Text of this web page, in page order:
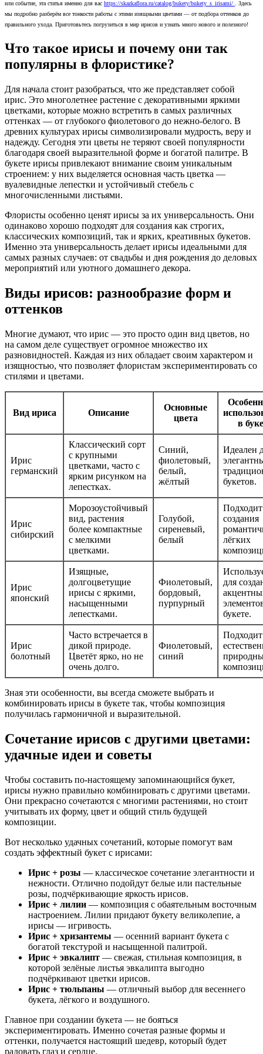
или событие, эта статья именно для вас https://skazkaflora.ru/catalog/bukety/bukety_s_irisami/ . Здесь
мы подробно разберём все тонкости работы с этими изящными цветами — от подбора оттенков до
правильного ухода. Приготовьтесь погрузиться в мир ирисов и узнать много нового и полезного!
Что такое ирисы и почему они так
популярны в флористике?
Для начала стоит разобраться, что же представляет собой
ирис. Это многолетнее растение с декоративными яркими
цветками, которые можно встретить в самых различных
оттенках — от глубокого фиолетового до нежно-белого. В
древних культурах ирисы символизировали мудрость, веру и
надежду. Сегодня эти цветы не теряют своей популярности
благодаря своей выразительной форме и богатой палитре. В
букете ирисы привлекают внимание своим уникальным
строением: у них выделяется основная часть цветка —
вуалевидные лепестки и устойчивый стебель с
многочисленными листьями.
Флористы особенно ценят ирисы за их универсальность. Они
одинаково хорошо подходят для создания как строгих,
классических композиций, так и ярких, креативных букетов.
Именно эта универсальность делает ирисы идеальными для
самых разных случаев: от свадьбы и дня рождения до деловых
мероприятий или уютного домашнего декора.
Виды ирисов: разнообразие форм и
оттенков
Многие думают, что ирис — это просто один вид цветов, но
на самом деле существует огромное множество их
разновидностей. Каждая из них обладает своим характером и
изящностью, что позволяет флористам экспериментировать со
стилями и цветами.
Вид ириса Описание
Основные
цвета
в
Ирис
германский
Классический сорт
с крупными
цветками, часто с
ярким рисунком на
лепестках.
Синий,
фиолетовый,
белый,
жёлтый
Идеален
букетов.
Ирис
сибирский
Морозоустойчивый
вид, растения
более компактные
с мелкими
цветками.
Голубой,
сиреневый,
белый
создания
лёгких
Ирис
японский
Изящные,
долгоцветущие
ирисы с яркими,
насыщенными
лепестками.
Фиолетовый,
бордовый,
пурпурный
для
букете.
Ирис
болотный
Часто встречается в
дикой природе.
Цветёт ярко, но не
очень долго.
Фиолетовый,
синий
Зная эти особенности, вы всегда сможете выбрать и
комбинировать ирисы в букете так, чтобы композиция
получилась гармоничной и выразительной.
Сочетание ирисов с другими цветами:
удачные идеи и советы
Чтобы составить по-настоящему запоминающийся букет,
ирисы нужно правильно комбинировать с другими цветами.
Они прекрасно сочетаются с многими растениями, но стоит
учитывать их форму, цвет и общий стиль будущей
композиции.
Вот несколько удачных сочетаний, которые помогут вам
создать эффектный букет с ирисами:
Ирис + розы — классическое сочетание элегантности и
нежности. Отлично подойдут белые или пастельные
розы, подчёркивающие яркость ирисов.
Ирис + лилии — композиция с обаятельным восточным
настроением. Лилии придают букету великолепие, а
ирисы — игривость.
Ирис + хризантемы — осенний вариант букета с
богатой текстурой и насыщенной палитрой.
Ирис + эвкалипт — свежая, стильная композиция, в
которой зелёные листья эвкалипта выгодно
подчёркивают цветки ирисов.
Ирис + тюльпаны — отличный выбор для весеннего
букета, лёгкого и воздушного.
Главное при создании букета — не бояться
экспериментировать. Именно сочетая разные формы и
оттенки, получается настоящий шедевр, который будет
радовать глаз и сердце.